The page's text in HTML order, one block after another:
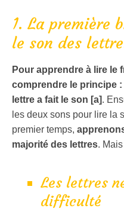
1. La première
le son des
Pour apprendre à lire le
comprendre le principe
lettre a fait le son [a].
les deux sons pour lire la
premier temps,
majorité des lettres.
Les lettres
difficulté